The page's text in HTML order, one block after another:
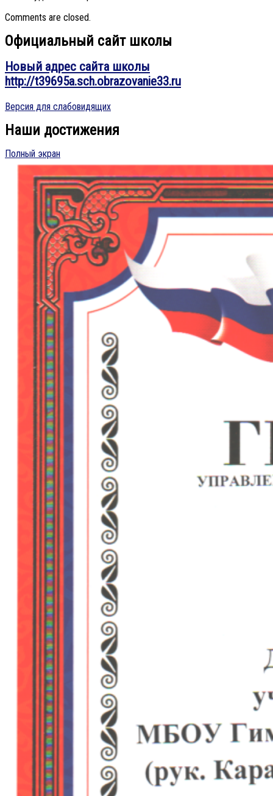
Comments are closed.
Официальный сайт школы
Новый адрес сайта школы
http://t39695a.sch.obrazovanie33.ru
Версия для слабовидящих
Наши достижения
Полный экран